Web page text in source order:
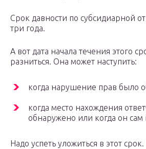
Срок давности по субсидиарной
три года.
А вот дата начала течения этого
разниться. Она может наступить:
когда нарушение прав было
когда место нахождения
обнаружено или когда он
Надо успеть уложиться в этот